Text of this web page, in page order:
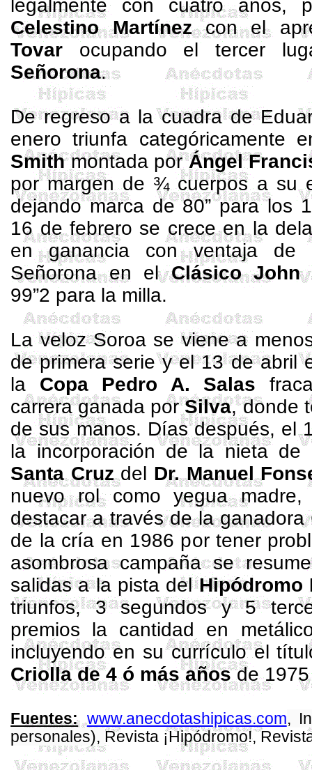
legalmente con cuatro años,
CelestinoMartínezcon el
Tovar ocupando el tercer
Señorona.
De regreso a la cuadra de
enero triunfa categóricamente
Smithmontada porÁngel
por margen de ¾ cuerpos a su
dejando marca de80”para los
16 de febrero se crece en la
en ganancia con ventaja
Señorona en elClásicoJohn
99”2 para la milla.
La velozSoroa se viene a
de primera serie y el 13 de abril
la Copa Pedro A. Salas
carrera ganada porSilva, donde
de sus manos. Días después, el
la incorporación de la nieta
Santa Cruzdel Dr. Manuel
nuevo rol como yegua
destacar a través de la
de la cría en 1986 por tener
asombrosa campaña se
salidas a la pista delHipódromo
triunfos, 3 segundos y 5
premios la cantidad en
incluyendo en su currículo el
Criollade 4 ó más añosde 1975
Fuentes: www.anecdotashipicas.com,
personales),Revista ¡Hipódromo!,